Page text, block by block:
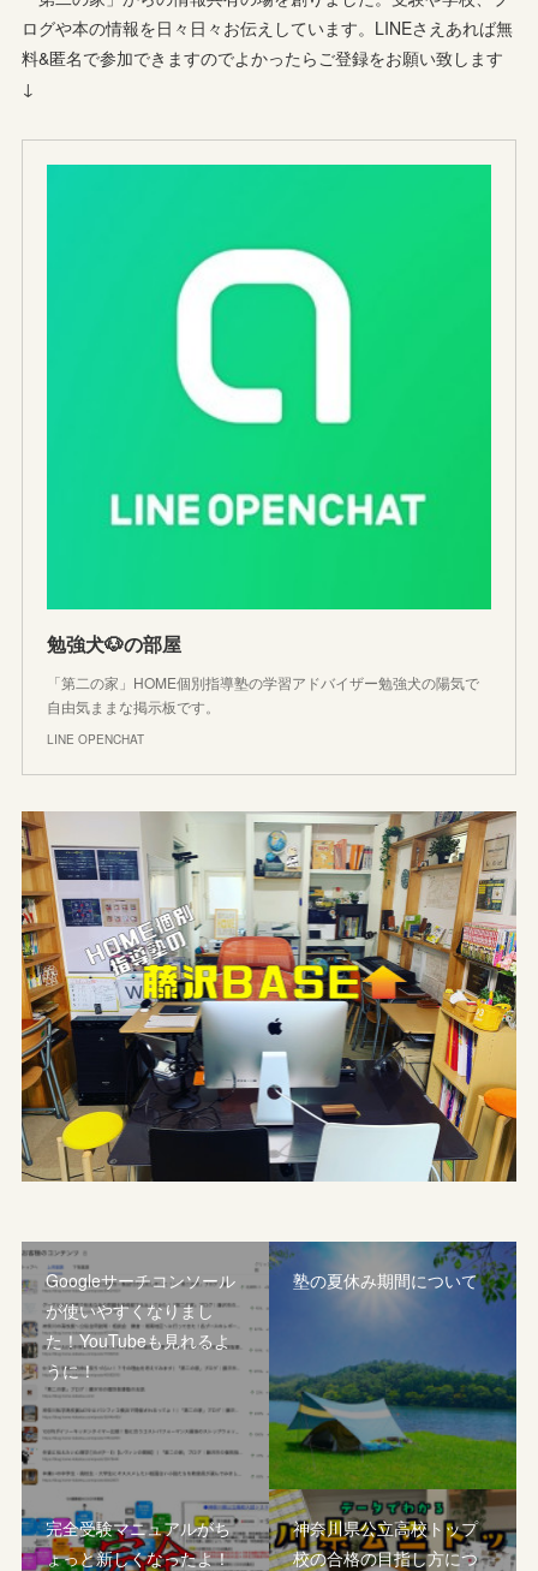
ログや本の情報を日々日々お伝えしています。LINEさえあれば無
料&匿名で参加できますのでよかったらご登録をお願い致します
↓
勉強犬🐶の部屋
「第二の家」HOME個別指導塾の学習アドバイザー勉強犬の陽気で
自由気ままな掲示板です。
LINE OPENCHAT
Googleサーチコンソール
が使いやすくなりまし
た！YouTubeも見れるよ
うに！
塾の夏休み期間について
完全受験マニュアルがち
ょっと新しくなったよ！
神奈川県公立高校トップ
校の合格の目指し方につ